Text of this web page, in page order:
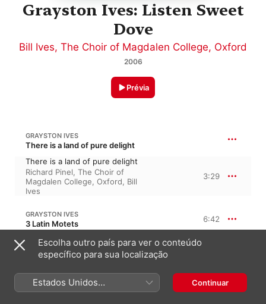
Grayston Ives: Listen Sweet
Dove
Bill Ives, The Choir of Magdalen College, Oxford
2006
Prévia
GRAYSTON IVES
There is a land of pure delight
There is a land of pure delight
Richard Pinel, The Choir of
Magdalen College, Oxford, Bill
Ives
3:29
GRAYSTON IVES
3 Latin Motets 6:42
Ego sum panis vivus
The Choir of Magdalen
College, Oxford , Bill Ives
In pace
Bill Ives,The Choir of
Magdalen College, Oxford
4:37
Escolha outro país para ver o conteúdo
específico para sua localização
Estados Unidos
(Português Brasil)
Continuar